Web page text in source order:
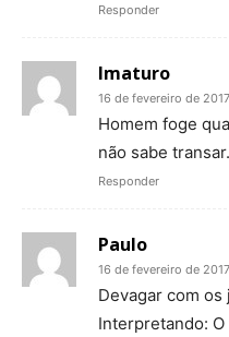
Responder
Imaturo
16 de fevereiro de
Homem foge
não sabe
Responder
Paulo
16 de fevereiro de
Devagar com
Interpretando: